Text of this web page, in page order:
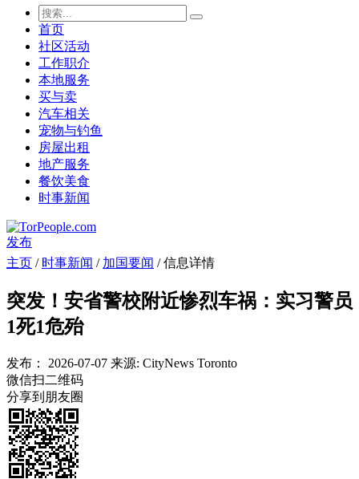
首页
社区活动
工作职介
本地服务
买与卖
汽车相关
宠物与钓鱼
房屋出租
地产服务
餐饮美食
时事新闻
发布
主页 / 时事新闻 / 加国要闻 / 信息详情
突发！安省警校附近惨烈车祸：实习警员
1死1危殆
发布： 2026-07-07 来源: CityNews Toronto
微信扫二维码
分享到朋友圈